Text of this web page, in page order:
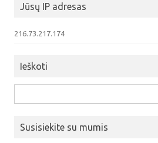
Jūsų IP adresas
216.73.217.174
Ieškoti
Susisiekite su mumis